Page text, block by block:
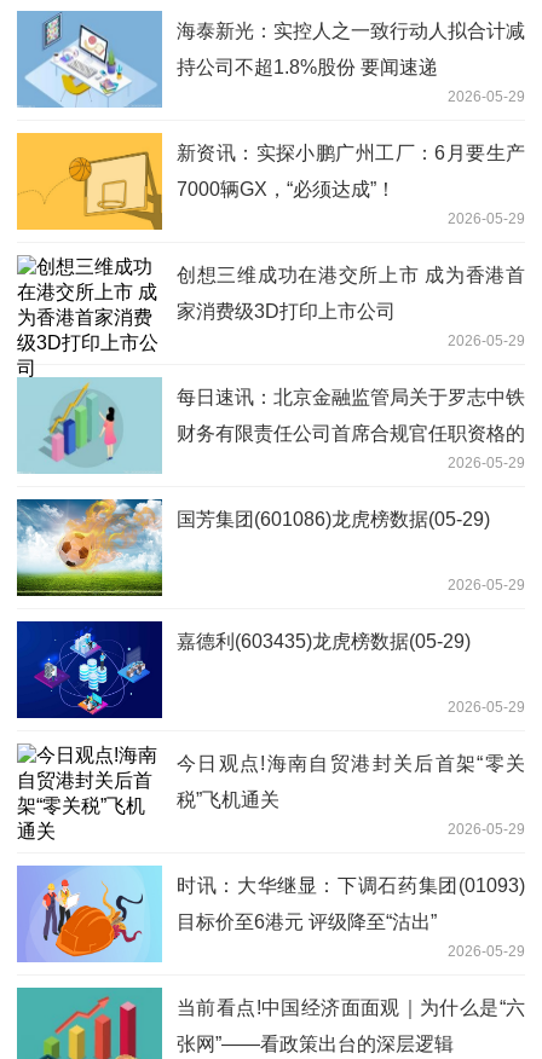
海泰新光：实控人之一致行动人拟合计减
持公司不超1.8%股份 要闻速递
2026-05-29
新资讯：实探小鹏广州工厂：6月要生产
7000辆GX，“必须达成”！
2026-05-29
创想三维成功在港交所上市 成为香港首
家消费级3D打印上市公司
2026-05-29
每日速讯：北京金融监管局关于罗志中铁
财务有限责任公司首席合规官任职资格的
2026-05-29
国芳集团(601086)龙虎榜数据(05-29)
2026-05-29
嘉德利(603435)龙虎榜数据(05-29)
2026-05-29
今日观点!海南自贸港封关后首架“零关
税”飞机通关
2026-05-29
时讯：大华继显：下调石药集团(01093)
目标价至6港元 评级降至“沽出”
2026-05-29
当前看点!中国经济面面观｜为什么是“六
张网”——看政策出台的深层逻辑